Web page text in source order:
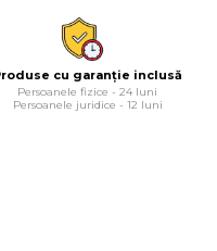
cu garanție inclusă
Persoanele fizice - 24 luni
Persoanele juridice - 12 luni